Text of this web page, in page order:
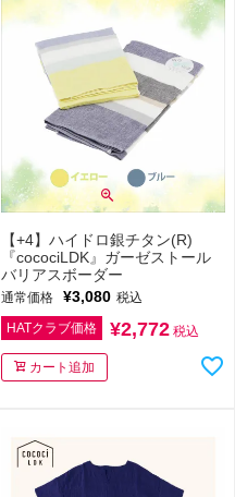
【+4】ハイドロ銀チタン(R)
『cocociLDK』ガーゼストール
バリアスボーダー
通常価格 ¥3,080 税込
HATクラブ価格
¥2,772 税込
カート追加